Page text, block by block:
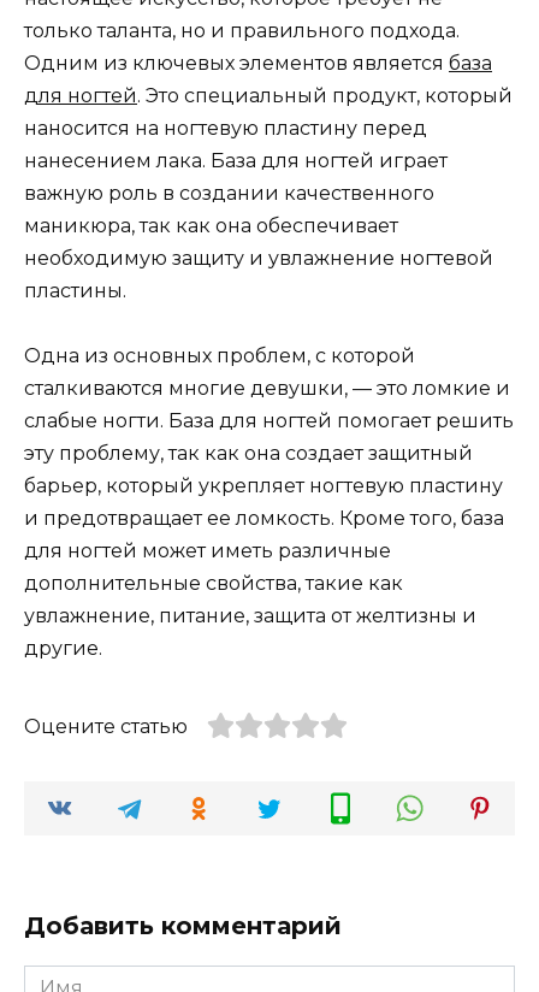
только таланта, но и правильного подхода.
Одним из ключевых элементов является база
для ногтей. Это специальный продукт, который
наносится на ногтевую пластину перед
нанесением лака. База для ногтей играет
важную роль в создании качественного
маникюра, так как она обеспечивает
необходимую защиту и увлажнение ногтевой
пластины.
Одна из основных проблем, с которой
сталкиваются многие девушки, — это ломкие и
слабые ногти. База для ногтей помогает решить
эту проблему, так как она создает защитный
барьер, который укрепляет ногтевую пластину
и предотвращает ее ломкость. Кроме того, база
для ногтей может иметь различные
дополнительные свойства, такие как
увлажнение, питание, защита от желтизны и
другие.
Оцените статью
Добавить комментарий
Имя